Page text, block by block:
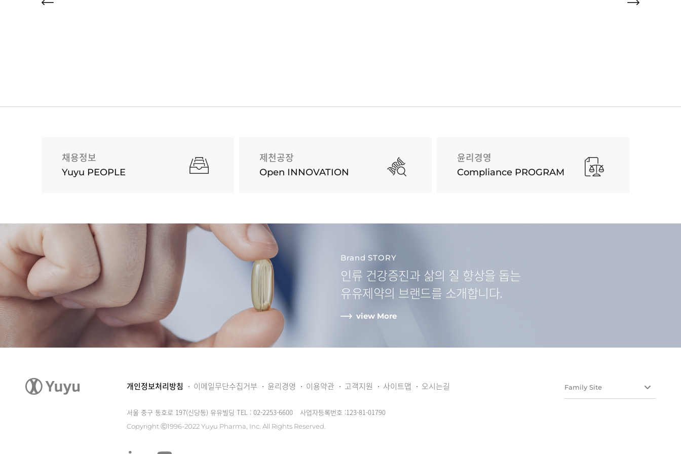
채용정보
Yuyu PEOPLE
제천공장
Open INNOVATION
윤리경영
Compliance PROGRAM
Brand STORY
인류 건강증진과삶의 질 향상을 돕는
유유제약의 브랜드를 소개합니다.
view More
개인정보처리방침 이메일무단수집거부 윤리경영 이용약관 고객지원 사이트맵 오시는길
서울 중구 동호로 197(신당동) 유유빌딩 TEL : 02-2253-6600 사업자등록번호 :123-81-01790
Copyright Ⓒ1996-2022 Yuyu Pharma, Inc. All Rights Reserved.
Family Site